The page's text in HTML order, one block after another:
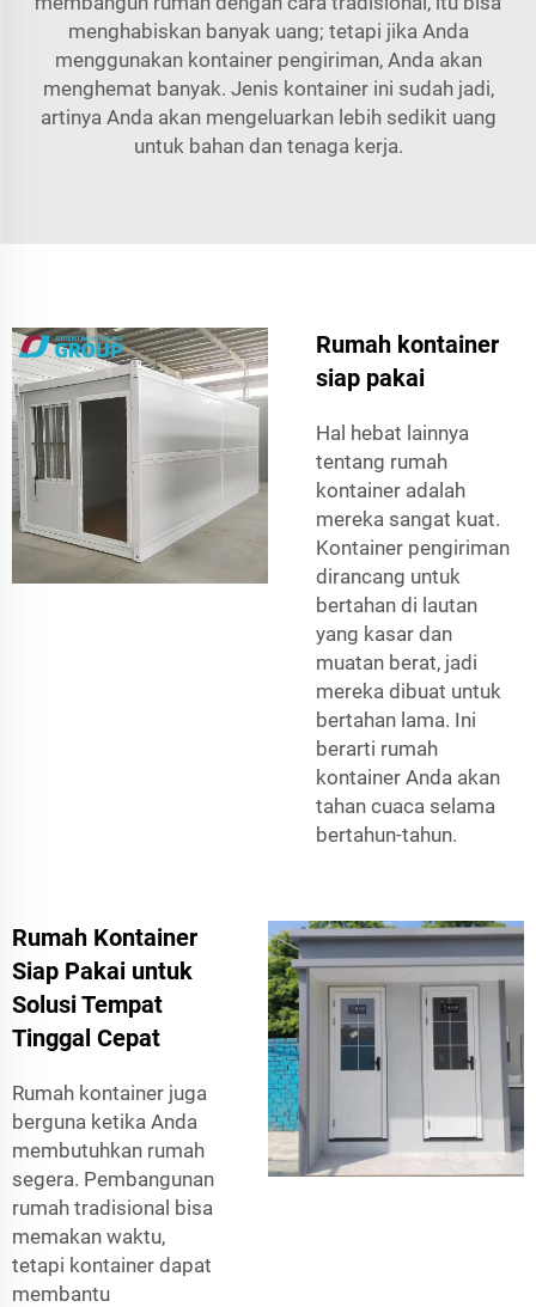
menghabiskan banyak uang; tetapi jika Anda
menggunakan kontainer pengiriman, Anda akan
menghemat banyak. Jenis kontainer ini sudah jadi,
artinya Anda akan mengeluarkan lebih sedikit uang
untuk bahan dan tenaga kerja.
Rumah kontainer
siap pakai
Hal hebat lainnya
tentang rumah
kontainer adalah
mereka sangat kuat.
Kontainer pengiriman
dirancang untuk
bertahan di lautan
yang kasar dan
muatan berat, jadi
mereka dibuat untuk
bertahan lama. Ini
berarti rumah
kontainer Anda akan
tahan cuaca selama
bertahun-tahun.
Rumah Kontainer
Siap Pakai untuk
Solusi Tempat
Tinggal Cepat
Rumah kontainer juga
berguna ketika Anda
membutuhkan rumah
segera. Pembangunan
rumah tradisional bisa
memakan waktu,
tetapi kontainer dapat
membantu